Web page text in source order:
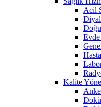
Acil
Evde
Kalite